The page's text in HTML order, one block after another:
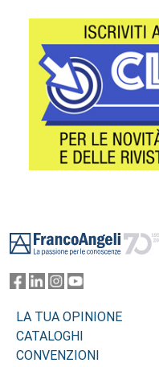
LA TUA OPINIONE
CATALOGHI
CONVENZIONI